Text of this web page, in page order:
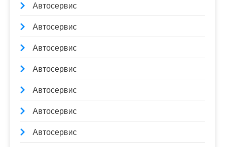
Автосервис
Автосервис
Автосервис
Автосервис
Автосервис
Автосервис
Автосервис